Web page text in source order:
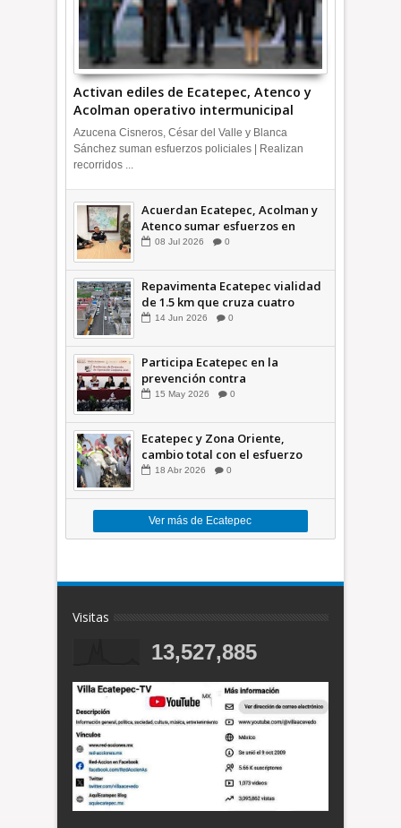
Activan ediles de Ecatepec, Atenco y
Acolman operativo intermunicipal
Azucena Cisneros, César del Valle y Blanca
Sánchez suman esfuerzos policiales | Realizan
recorridos ...
Acuerdan Ecatepec, Acolman y
Atenco sumar esfuerzos en
seguridad
08 Jul 2026 0
Repavimenta Ecatepec vialidad
de 1.5 km que cruza cuatro
comunidades +Video
14 Jun 2026 0
Participa Ecatepec en la
prevención contra
inundaciones en el Valle de
15 May 2026 0
Ecatepec y Zona Oriente,
cambio total con el esfuerzo
conjunto: Azucena; retiran 21
18 Abr 2026 0
Ver más de Ecatepec
Visitas
13,527,885